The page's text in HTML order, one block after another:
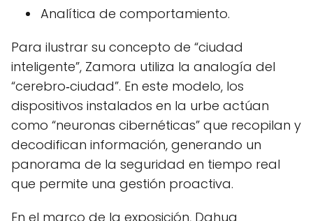
Analítica de comportamiento.
Para ilustrar su concepto de “ciudad
inteligente”, Zamora utiliza la analogía del
“cerebro‑ciudad”. En este modelo, los
dispositivos instalados en la urbe actúan
como “neuronas cibernéticas” que recopilan y
decodifican información, generando un
panorama de la seguridad en tiempo real
que permite una gestión proactiva.
En el marco de la exposición, Dahua